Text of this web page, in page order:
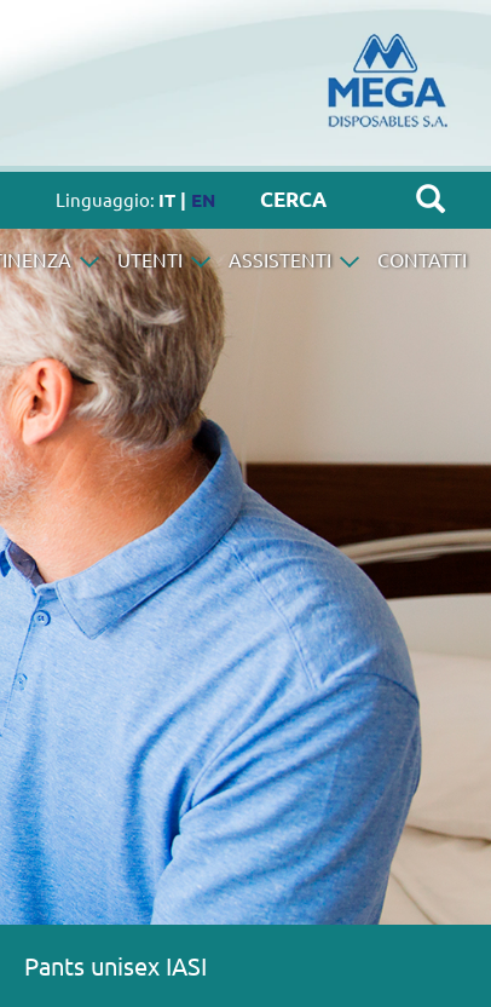
Linguaggio: IT | EN
UTENTI ASSISTENTI CONTATTI
Pants unisex IASI